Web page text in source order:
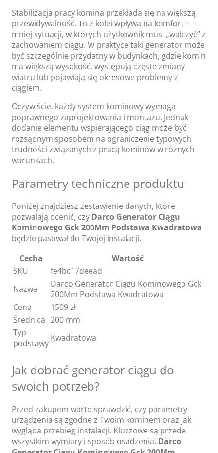
Stabilizacja pracy komina przekłada się na większą
przewidywalność. To z kolei wpływa na komfort –
mniej sytuacji, w których użytkownik musi „walczyć” z
zachowaniem ciągu. W praktyce taki generator może
być szczególnie przydatny w budynkach, gdzie komin
ma większą wysokość, występują częste zmiany
wiatru lub pojawiają się okresowe problemy z
ciągiem.
Oczywiście, każdy system kominowy wymaga
poprawnego zaprojektowania i montażu. Jednak
dodanie elementu wspierającego ciąg może być
rozsądnym sposobem na ograniczenie typowych
trudności związanych z pracą kominów w różnych
warunkach.
Parametry techniczne produktu
Poniżej znajdziesz zestawienie danych, które
pozwalają ocenić, czy Darco Generator Ciągu
Kominowego Gck 200Mm Podstawa Kwadratowa
będzie pasował do Twojej instalacji.
Cecha
Wartość
SKU
fe4bc17deead
Nazwa
Darco Generator Ciągu Kominowego Gck
200Mm Podstawa Kwadratowa
Cena
1509 zł
Średnica 200 mm
Typ
podstawy Kwadratowa
Jak dobrać generator ciągu do
swoich potrzeb?
Przed zakupem warto sprawdzić, czy parametry
urządzenia są zgodne z Twoim kominem oraz jak
wygląda przebieg instalacji. Kluczowe są przede
wszystkim wymiary i sposób osadzenia. Darco